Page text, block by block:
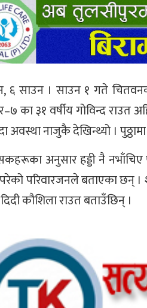
६ साउन । साउन १ गते
का ३१ वर्षीय गोविन्द
अवस्था नाजुकै देखिन्थ्यो ।
अनुसार हड्डी नै नभाँचिए
परिवारजनले बताएका छन् ।
कौशिला राउत बताउँछिन् ।